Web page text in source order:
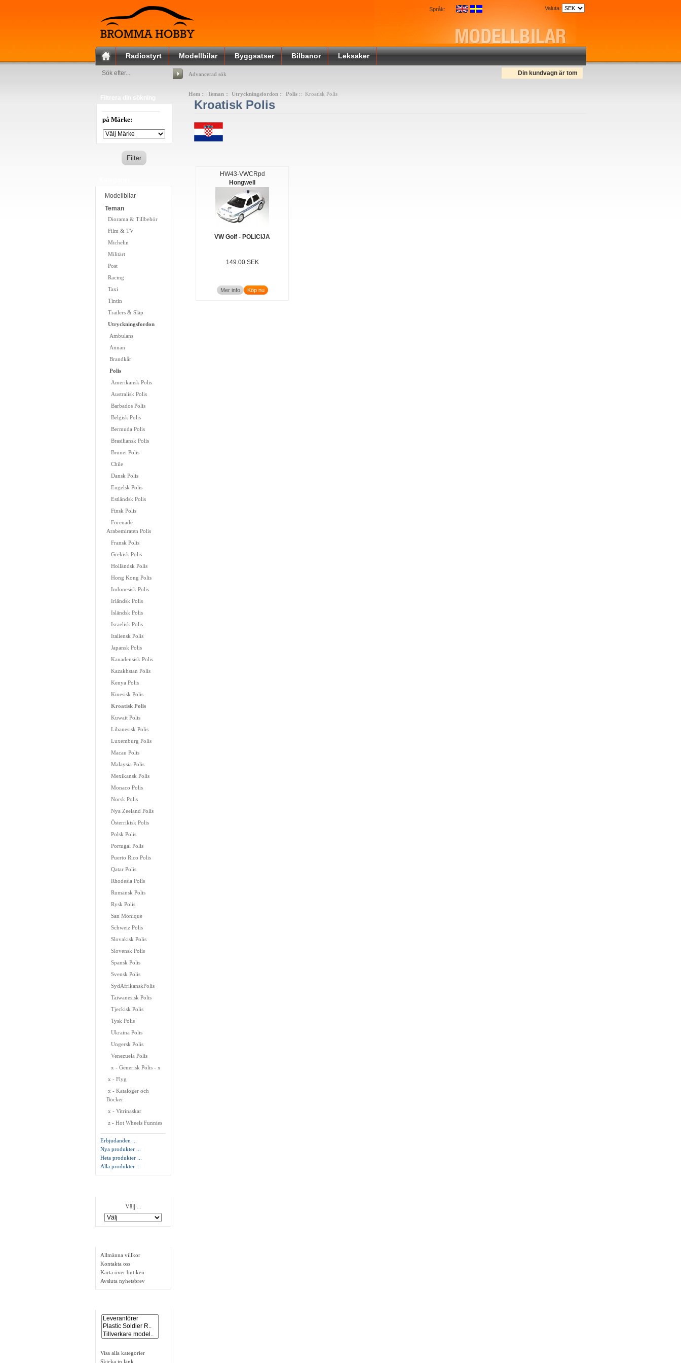
Valuta:
Språk:
Radiostyrt Modellbilar Byggsatser Bilbanor Leksaker
Advancerad sök Din kundvagn är tom
på Märke:
Modellbilar
Teman
Diorama & Tillbehör
Film & TV
Michelin
Militärt
Post
Racing
Taxi
Tintin
Trailers & Släp
Utryckningsfordon
Ambulans
Annan
Brandkår
Polis
Amerikansk Polis
Australisk Polis
Barbados Polis
Belgisk Polis
Bermuda Polis
Brasiliansk Polis
Brunei Polis
Chile
Dansk Polis
Engelsk Polis
Estländsk Polis
Finsk Polis
Förenade
Arabemiraten Polis
Fransk Polis
Grekisk Polis
Holländsk Polis
Hong Kong Polis
Indonesisk Polis
Irländsk Polis
Isländsk Polis
Israelisk Polis
Italiensk Polis
Japansk Polis
Kanadensisk Polis
Kazakhstan Polis
Kenya Polis
Kinesisk Polis
Kroatisk Polis
Kuwait Polis
Libanesisk Polis
Luxemburg Polis
Macau Polis
Malaysia Polis
Mexikansk Polis
Monaco Polis
Norsk Polis
Nya Zeeland Polis
Österrikisk Polis
Polsk Polis
Portugal Polis
Puerto Rico Polis
Qatar Polis
Rhodesia Polis
Rumänsk Polis
Rysk Polis
San Monique
Schweiz Polis
Slovakisk Polis
Slovensk Polis
Spansk Polis
Svensk Polis
SydAfrikanskPolis
Taiwanesisk Polis
Tjeckisk Polis
Tysk Polis
Ukraina Polis
Ungersk Polis
Venezuela Polis
x - Generisk Polis - x
x - Flyg
x - Kataloger och
Böcker
x - Vitrinaskar
z - Hot Wheels Funnies
Erbjudanden ...
Nya produkter ...
Heta produkter ...
Alla produkter ...
Välj ...
Allmänna villkor
Kontakta oss
Karta över butiken
Avsluta nyhetsbrev
Visa alla kategorier
Skicka in länk
Hem :: Teman :: Utryckningsfordon :: Polis :: Kroatisk Polis
Kroatisk Polis
HW43-VWCRpd
Hongwell
VW Golf - POLICIJA
149.00 SEK
Mer info Köp nu